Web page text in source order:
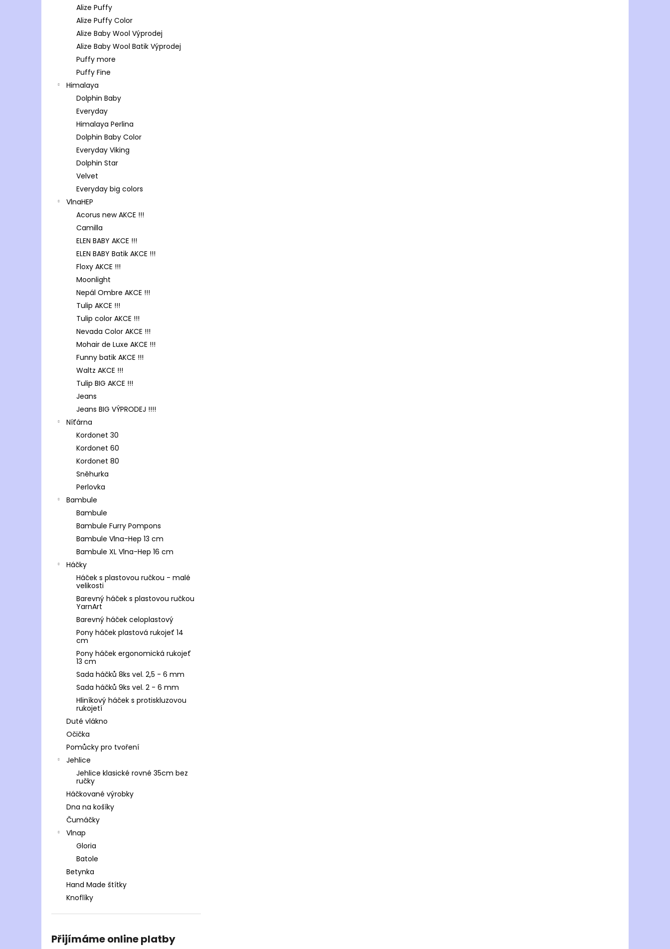
Alize Puffy
Alize Puffy Color
Alize Baby Wool Výprodej
Alize Baby Wool Batik Výprodej
Puffy more
Puffy Fine
Himalaya
Dolphin Baby
Everyday
Himalaya Perlina
Dolphin Baby Color
Everyday Viking
Dolphin Star
Velvet
Everyday big colors
VlnaHEP
Acorus new AKCE !!!
Camilla
ELEN BABY AKCE !!!
ELEN BABY Batik AKCE !!!
Floxy AKCE !!!
Moonlight
Nepál Ombre AKCE !!!
Tulip AKCE !!!
Tulip color AKCE !!!
Nevada Color AKCE !!!
Mohair de Luxe AKCE !!!
Funny batik AKCE !!!
Waltz AKCE !!!
Tulip BIG AKCE !!!
Jeans
Jeans BIG VÝPRODEJ !!!!
Níťárna
Kordonet 30
Kordonet 60
Kordonet 80
Sněhurka
Perlovka
Bambule
Bambule
Bambule Furry Pompons
Bambule Vlna-Hep 13 cm
Bambule XL Vlna-Hep 16 cm
Háčky
Háček s plastovou ručkou - malé
velikosti
Barevný háček s plastovou ručkou
YarnArt
Barevný háček celoplastový
Pony háček plastová rukojeť 14
cm
Pony háček ergonomická rukojeť
13 cm
Sada háčků 8ks vel. 2,5 - 6 mm
Sada háčků 9ks vel. 2 - 6 mm
Hliníkový háček s protiskluzovou
rukojetí
Duté vlákno
Očička
Pomůcky pro tvoření
Jehlice
Jehlice klasické rovné 35cm bez
ručky
Háčkované výrobky
Dna na košíky
Čumáčky
Vlnap
Gloria
Batole
Betynka
Hand Made štítky
Knoflíky
Přijímáme online platby